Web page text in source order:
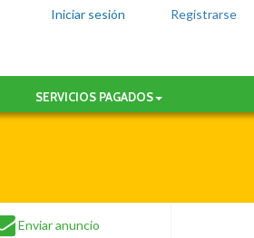
Registrarse
Iniciar sesión
SERVICIOS PAGADOS
Enviar anuncio